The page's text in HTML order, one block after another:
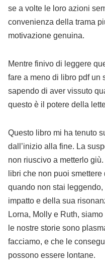
se a volte le loro azioni
convenienza della trama
motivazione genuina.
Mentre finivo di leggere
fare a meno di libro pdf un
sapendo di aver vissuto
questo è il potere della
Questo libro mi ha tenuto
dall’inizio alla fine. La
non riuscivo a metterlo
libri che non puoi
quando non stai
impatto e della sua
Lorna, Molly e Ruth,
le nostre storie sono
facciamo, e che le
possono essere lontane.